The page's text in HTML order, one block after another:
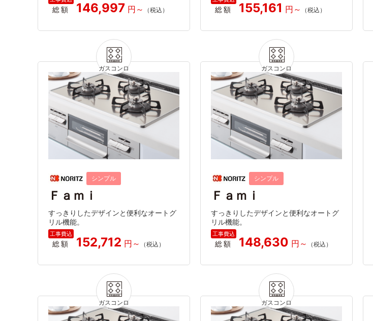
総額 146,997 総額 155,161
シンプル
Ｆａｍｉ
すっきりしたデザインと便利なオートグ
リル機能。
総額 152,712
シンプル
Ｆａｍｉ
すっきりしたデザインと便利なオートグ
リル機能。
総額 148,630